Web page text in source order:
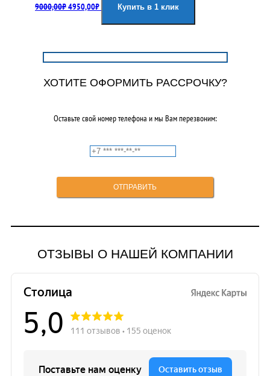
9000,00₽цена
4950,00₽цена:
Купить в 1 клик
ХОТИТЕ ОФОРМИТЬ РАССРОЧКУ?
Оставьте свой номер телефона и мы Вам перезвоним:
ОТЗЫВЫ О НАШЕЙ КОМПАНИИ